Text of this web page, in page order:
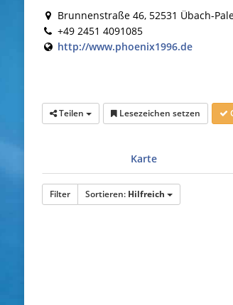
Brunnenstraße 46, 52531 Übach-
+49 2451 4091085
http://www.phoenix1996.de
Teilen Lesezeichen setzen
Karte
Filter Sortieren: Hilfreich